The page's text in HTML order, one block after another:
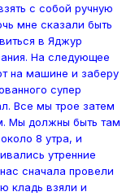
с собой ручную
мне сказали быть
в Яджур
На следующее
на машине и заберу
супер
Все мы трое затем
Мы должны быть там
8 утра, и
утренние
сначала провели
кладь взяли и